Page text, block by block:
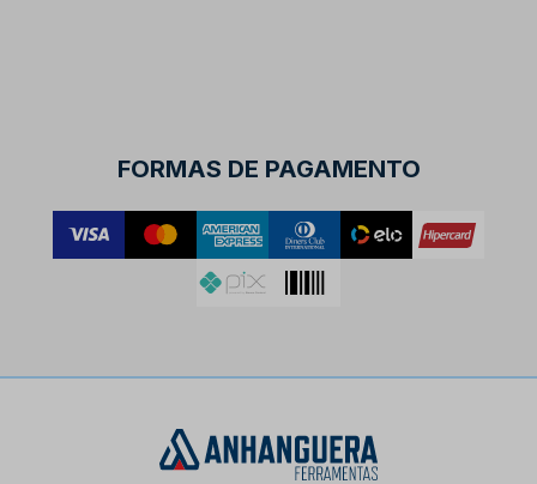
FORMAS DE PAGAMENTO